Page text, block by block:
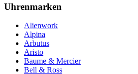
Uhrenmarken
Alienwork
Alpina
Arbutus
Aristo
Baume & Mercier
Bell & Ross